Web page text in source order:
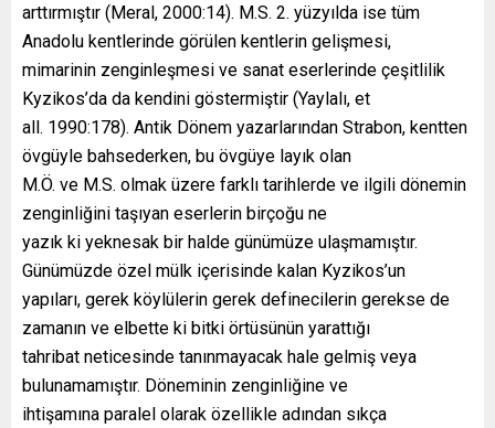
arttırmıştır (Meral, 2000:14). M.S. 2. yüzyılda ise tüm
Anadolu kentlerinde görülen kentlerin gelişmesi,
mimarinin zenginleşmesi ve sanat eserlerinde çeşitlilik
Kyzikos’da da kendini göstermiştir (Yaylalı, et
all. 1990:178). Antik Dönem yazarlarından Strabon, kentten
övgüyle bahsederken, bu övgüye layık olan
M.Ö. ve M.S. olmak üzere farklı tarihlerde ve ilgili dönemin
zenginliğini taşıyan eserlerin birçoğu ne
yazık ki yeknesak bir halde günümüze ulaşmamıştır.
Günümüzde özel mülk içerisinde kalan Kyzikos’un
yapıları, gerek köylülerin gerek definecilerin gerekse de
zamanın ve elbette ki bitki örtüsünün yarattığı
tahribat neticesinde tanınmayacak hale gelmiş veya
bulunamamıştır. Döneminin zenginliğine ve
ihtişamına paralel olarak özellikle adından sıkça